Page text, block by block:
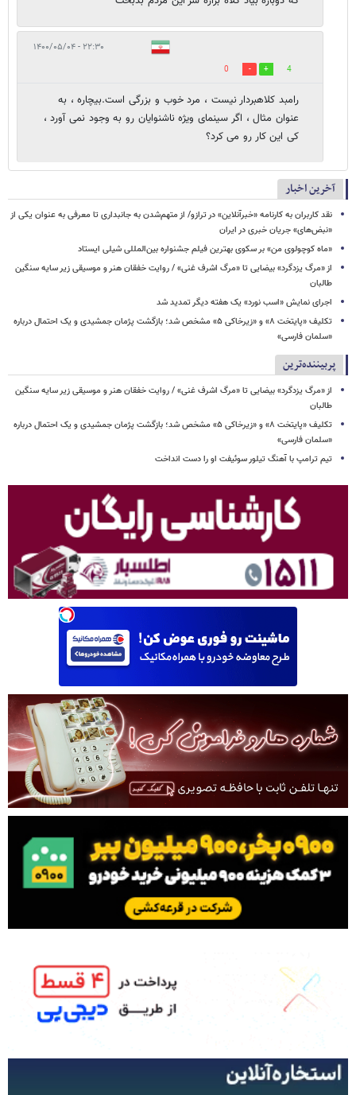
۲۲:۳۰ - ۱۴۰۰/۰۵/۰۴
4
0
رامبد کلاهبردار نیست ، مرد خوب و بزرگی است.بیچاره ، به
عنوان مثال ، اگر سینمای ویژه ناشنوایان رو به وجود نمی آورد ،
کی این کار رو می کرد؟
آخرین اخبار
نقد کاربران به کارنامه «خبرآنلاین» در ترازو/ از متهم‌شدن به جانبداری تا معرفی به عنوان یکی از
«نبض‌های» جریان خبری در ایران
«ماه کوچولوی من» بر سکوی بهترین فیلم جشنواره بین‌المللی شیلی ایستاد
از «مرگ یزدگرد» بیضایی تا «مرگ اشرف غنی» / روایت خفقان هنر و موسیقی زیر سایه سنگین
طالبان
اجرای نمایش «اسب نورد» یک هفته دیگر تمدید شد
تکلیف «پایتخت ۸» و «زیرخاکی ۵» مشخص شد؛ بازگشت پژمان جمشیدی و یک احتمال درباره
«سلمان فارسی»
پربیننده‌ترین
از «مرگ یزدگرد» بیضایی تا «مرگ اشرف غنی» / روایت خفقان هنر و موسیقی زیر سایه سنگین
طالبان
تکلیف «پایتخت ۸» و «زیرخاکی ۵» مشخص شد؛ بازگشت پژمان جمشیدی و یک احتمال درباره
«سلمان فارسی»
تیم ترامپ با آهنگ تیلور سوئیفت او را دست انداخت